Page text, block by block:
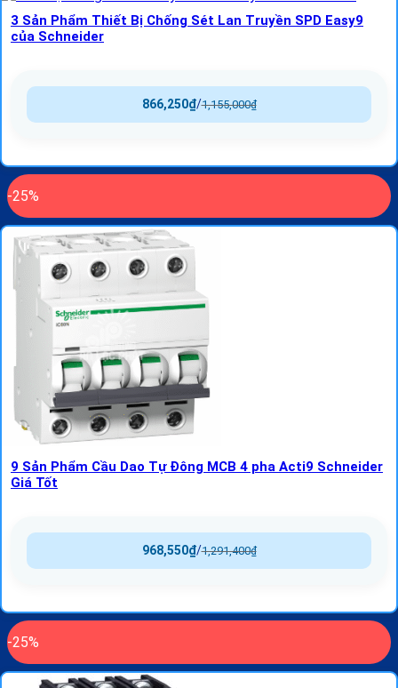
3 Sản Phẩm Thiết Bị Chống Sét Lan Truyền SPD Easy9
của Schneider
1,155,000₫
/
866,250₫
-25%
9 Sản Phẩm Cầu Dao Tự Đông MCB 4 pha Acti9 Schneider
Giá Tốt
1,291,400₫
/
968,550₫
-25%